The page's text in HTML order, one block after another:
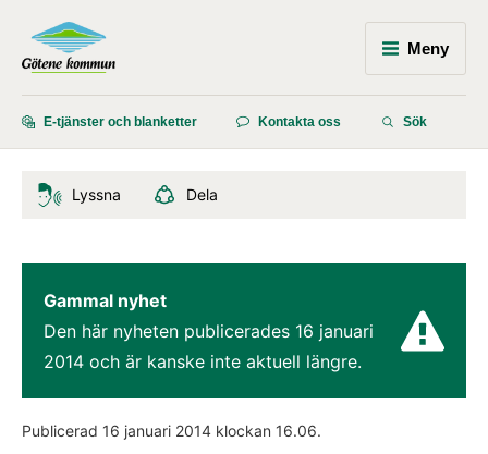
Meny
E-tjänster och blanketter Kontakta oss Sök
Lyssna Dela
Gammal nyhet
Den här nyheten publicerades 16 januari
2014 och är kanske inte aktuell längre.
Publicerad 16 januari 2014 klockan 16.06.